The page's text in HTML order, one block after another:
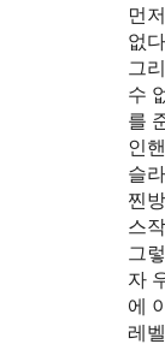
먼
없
그
수
를
인
슬
찐
스
그
자
에
레